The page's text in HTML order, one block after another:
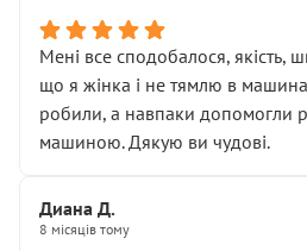
Мені все сподобалося, якість,
що я жінка і не тямлю в
робили, а навпаки допомогли
машиною. Дякую ви чудові.
Диана Д.
8 місяців тому